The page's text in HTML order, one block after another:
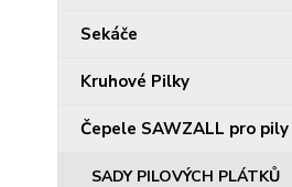
Sekáče
Kruhové Pilky
Čepele SAWZALL pro pily
SADY PILOVÝCH PLÁTKŮ